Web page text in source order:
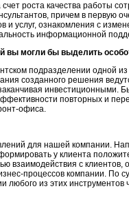
роста качества работы
причем в первую
и услуг, ознакомления с
информационной
вы могли бы выделить
подразделении одной из
созданного решения
инвестиционными.
повторных и
офиса.
для нашей компании.
у клиента
взаимодействия с клиентов,
процессов компании. По
любого из этих